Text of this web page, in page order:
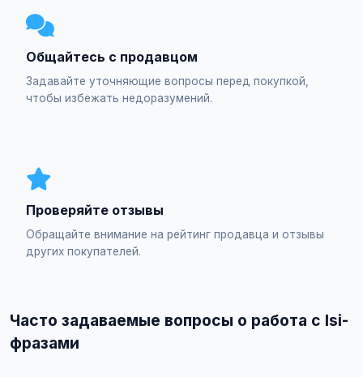
Общайтесь с продавцом
Задавайте уточняющие вопросы перед покупкой,
чтобы избежать недоразумений.
Проверяйте отзывы
Обращайте внимание на рейтинг продавца и отзывы
других покупателей.
Часто задаваемые вопросы о работа с lsi-
фразами